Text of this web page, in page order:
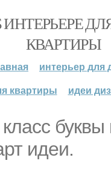
ИНТЕРЬЕРЕ
КВАРТИРЫ
интерьер для
квартиры
идеи
буквы
идеи.